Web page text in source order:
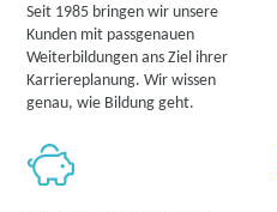
Seit 1985 bringen wir unsere
Kunden mit passgenauen
Weiterbildungen ans Ziel ihrer
Karriereplanung. Wir wissen
genau, wie Bildung geht.